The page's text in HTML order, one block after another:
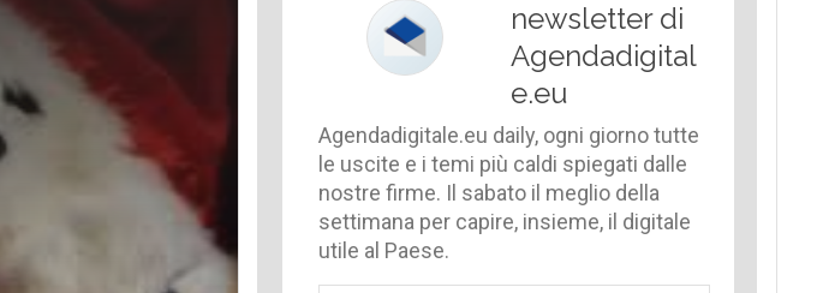
newsletter di
Agendadigital
e.eu
Agendadigitale.eu daily, ogni giorno tutte
le uscite e i temi più caldi spiegati dalle
nostre firme. Il sabato il meglio della
settimana per capire, insieme, il digitale
utile al Paese.